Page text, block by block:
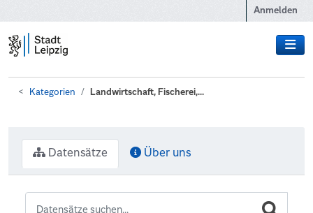
Anmelden
Kategorien Landwirtschaft, Fischerei,...
Datensätze Über uns